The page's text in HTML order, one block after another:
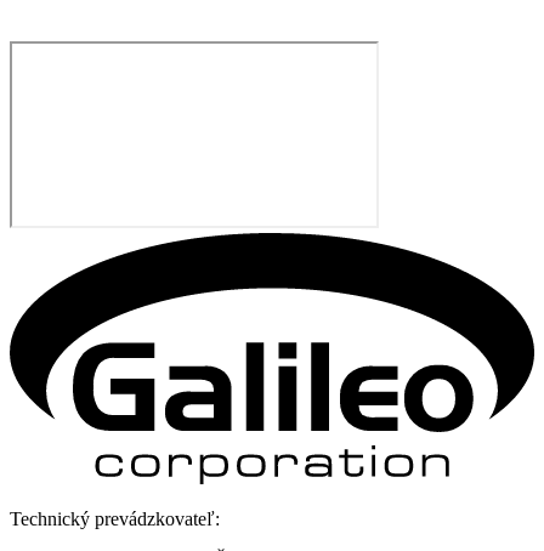
Technický prevádzkovateľ: